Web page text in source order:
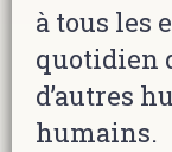
à tous les
quotidien
d’autres
humains.